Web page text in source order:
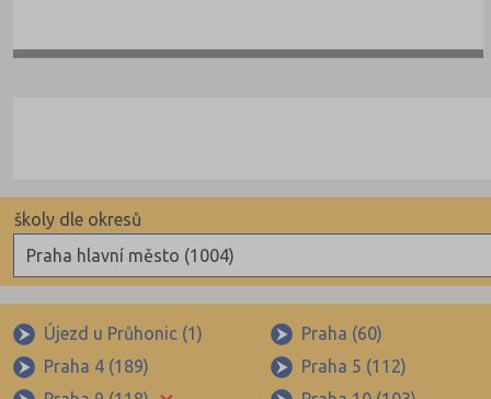
Praha hlavní město (1004)
školy dle okresů
Beroun (85)
Blansko (88)
Újezd u Průhonic (1) Praha (60)
Praha 4 (189)
Praha 5 (112)